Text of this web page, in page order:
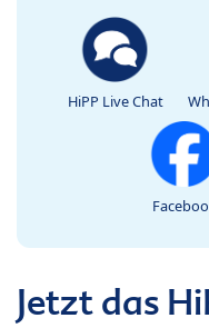
HiPP Live Chat
Jetzt das